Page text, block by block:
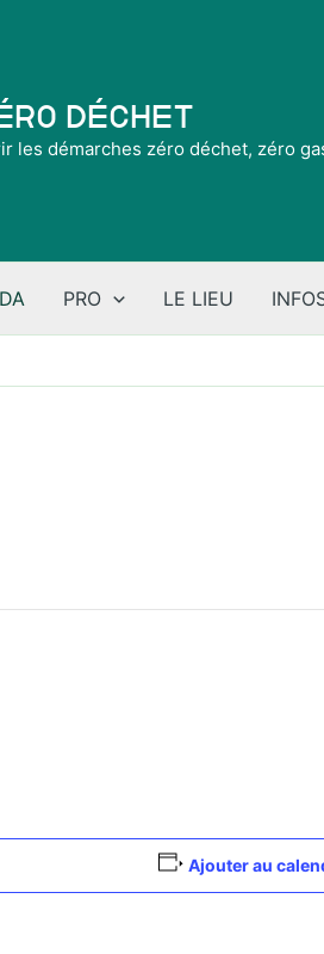
Déchet
les démarches zéro déchet, zéro
PRO LE LIEU
Ajouter au